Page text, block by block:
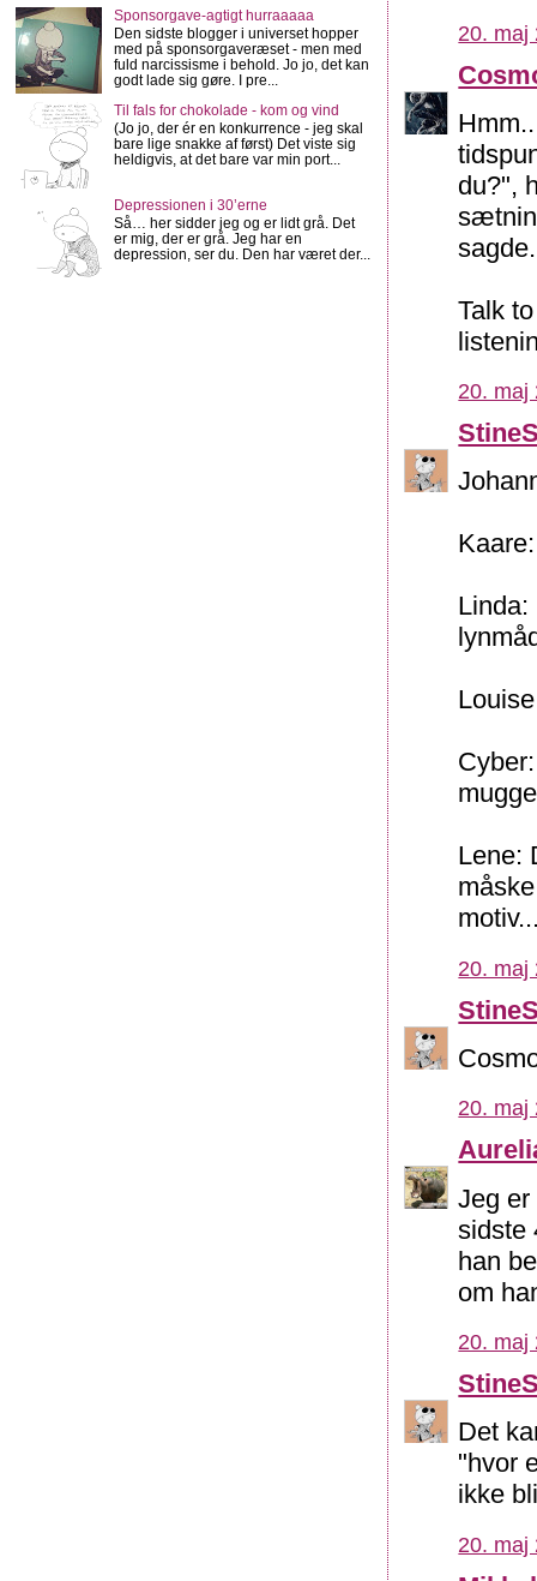
20. maj
du?",
Talk
20. maj
Linda:
Lene:
20. maj
20. maj
Jeg
sidste
han
om
20. maj
Det
"hvor
ikke
20. maj
Sponsorgave-agtigt hurraaaaa
Den sidste blogger i universet hopper
med på sponsorgaveræset - men med
fuld narcissisme i behold. Jo jo, det kan
godt lade sig gøre. I pre...
Til fals for chokolade - kom og vind
(Jo jo, der ér en konkurrence - jeg skal
bare lige snakke af først) Det viste sig
heldigvis, at det bare var min port...
Depressionen i 30’erne
Så… her sidder jeg og er lidt grå. Det
er mig, der er grå. Jeg har en
depression, ser du. Den har været der...